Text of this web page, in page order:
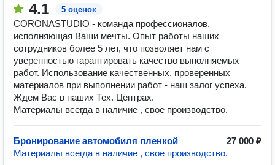
4.1 5 оценок
CORONASTUDIO - команда профессионалов,
исполняющая Ваши мечты. Опыт работы наших
сотрудников более 5 лет, что позволяет нам с
уверенностью гарантировать качество выполняемых
работ. Использование качественных, проверенных
материалов при выполнении работ - наш залог успеха. ​
Ждем Вас в наших Тех. Центрах.
Материалы всегда в наличие , свое производство.
Бронирование автомобиля пленкой
27 000 ₽
Материалы всегда в наличие , свое производство.